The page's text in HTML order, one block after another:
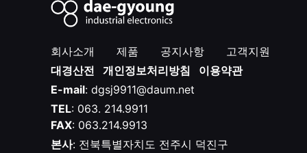
회사소개 제품 공지사항
고객지원
대경산전
개인정보처리방침
이용약관
E-mail: dgsj9911@daum.net
TEL: 063. 214.9911
FAX: 063.214.9913
본사: 전북특별자치도 전주시 덕진구